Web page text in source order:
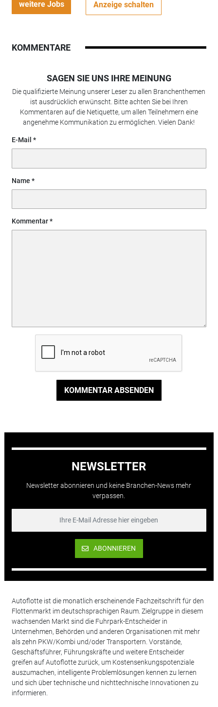
weitere Jobs Anzeige schalten
KOMMENTARE
SAGEN SIE UNS IHRE MEINUNG
Die qualifizierte Meinung unserer Leser zu allen Branchenthemen
ist ausdrücklich erwünscht. Bitte achten Sie bei Ihren
Kommentaren auf die Netiquette, um allen Teilnehmern eine
angenehme Kommunikation zu ermöglichen. Vielen Dank!
E-Mail
Name
Kommentar
KOMMENTAR ABSENDEN
NEWSLETTER
Newsletter abonnieren und keine Branchen-News mehr
verpassen.
ABONNIEREN
Autoflotte ist die monatlich erscheinende Fachzeitschrift für den
Flottenmarkt im deutschsprachigen Raum. Zielgruppe in diesem
wachsenden Markt sind die Fuhrpark-Entscheider in
Unternehmen, Behörden und anderen Organisationen mit mehr
als zehn PKW/Kombi und/oder Transportern. Vorstände,
Geschäftsführer, Führungskräfte und weitere Entscheider
greifen auf Autoflotte zurück, um Kostensenkungspotenziale
auszumachen, intelligente Problemlösungen kennen zu lernen
und sich über technische und nichttechnische Innovationen zu
informieren.